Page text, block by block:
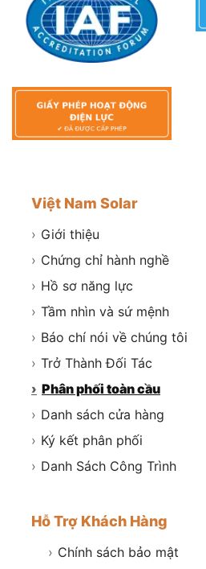
Việt Nam Solar
› Giới thiệu
› Chứng chỉ hành nghề
› Hồ sơ năng lực
› Tầm nhìn và sứ mệnh
› Báo chí nói về chúng tôi
› Trở Thành Đối Tác
› Phân phối toàn cầu
› Danh sách cửa hàng
› Ký kết phân phối
› Danh Sách Công Trình
Hỗ Trợ Khách Hàng
› Chính sách bảo mật